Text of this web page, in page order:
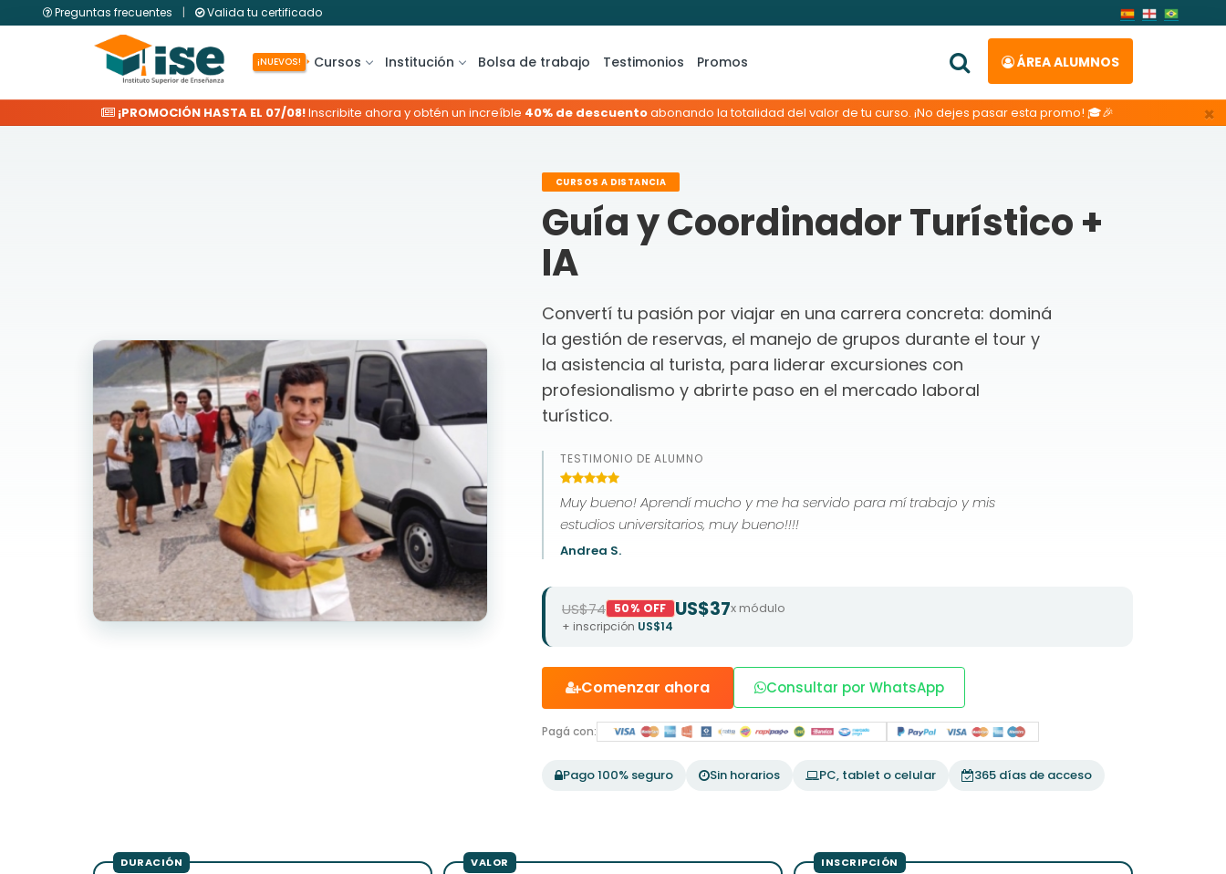
Preguntas frecuentes | Valida tu certificado
¡NUEVOS! Cursos Institución Bolsa de trabajo Testimonios Promos ÁREA ALUMNOS
×
¡PROMOCIÓN HASTA EL 07/08!Inscribite ahora y obtén un increíble 40% de descuentoabonando la totalidad del valor de tu curso. ¡No dejes pasar esta promo! 🎓🎉
CURSOS A DISTANCIA
Guía y Coordinador Turístico +
IA
Convertí tu pasión por viajar en una carrera concreta: dominá
la gestión de reservas, el manejo de grupos durante el tour y
la asistencia al turista, para liderar excursiones con
profesionalismo y abrirte paso en el mercado laboral
turístico.
TESTIMONIO DE ALUMNO
Muy bueno! Aprendí mucho y me ha servido para mí trabajo y mis
estudios universitarios, muy bueno!!!!
Andrea S.
US$74 50% OFF US$37x módulo
+ inscripción US$14
Comenzar ahora Consultar por WhatsApp
Pagá con:
Pago 100% seguro Sin horarios PC, tablet o celular 365 días de acceso